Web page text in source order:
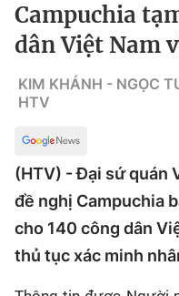
Campuchia
dân Việt Nam
KIM KHÁNH - NGỌC
HTV
(HTV) - Đại sứ quán
đề nghị Campuchia
cho 140 công dân
thủ tục xác minh